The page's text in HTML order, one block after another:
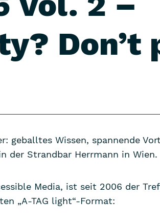
Don’t
geballtes Wissen, spannende
der Strandbar Herrmann in Wien.
Media, ist seit 2006 der
„A-TAG light“-Format: